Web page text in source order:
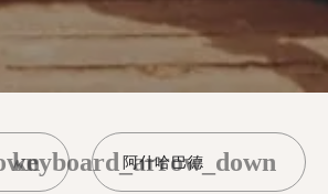
阿什哈巴德
keyboard_arrow_down